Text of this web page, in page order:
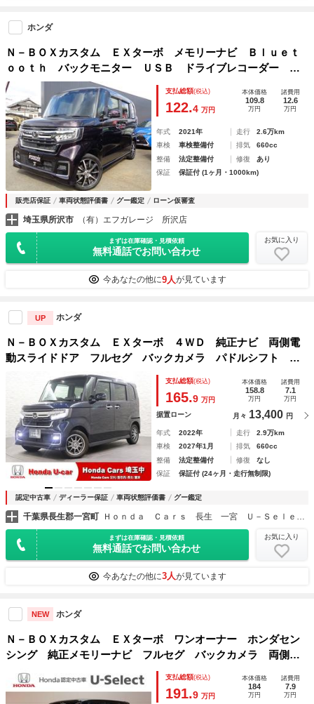
ホンダ
Ｎ－ＢＯＸカスタム ＥＸターボ メモリーナビ Ｂｌｕｅｔ
ｏｏｔｈ バックモニター ＵＳＢ ドライブレコーダー ハ
ーフレザーシート シートヒーター クルーズコントロール
両側パワースライドドア ＬＥＤヘッドライト アルミホイー
ル
支払総額(税込)
122.4 万円
本体価格
109.8
万円
諸費用
12.6
万円
年式 2021年 走行
2.6万km
車検
車検整備付 排気
660cc
整備
法定整備付 修復
あり
保証
保証付 (1ヶ月・1000km)
販売店保証 車両状態評価書 グー鑑定 ローン仮審査
埼玉県所沢市 （有）エフガレージ 所沢店
まずは在庫確認・見積依頼
無料通話でお問い合わせ
お気に入り
今あなたの他に9人が見ています
UP ホンダ
Ｎ－ＢＯＸカスタム ＥＸターボ ４ＷＤ 純正ナビ 両側電
動スライドドア フルセグ バックカメラ パドルシフト シ
ートヒーター コーナーセンサー 電子パーキング Ｂｌｕｅ
ｔｏｏｔｈ ワンオーナー スマートキー Ｒカメラ 横滑り
防止装置
支払総額(税込)
165.9 万円
本体価格
158.8
万円
諸費用
7.1
万円
据置ローン 月々 13,400 円
年式 2022年 走行
2.9万km
車検
2027年1月 排気
660cc
整備
法定整備付 修復
なし
保証
保証付 (24ヶ月・走行無制限)
認定中古車 ディーラー保証 車両状態評価書 グー鑑定
千葉県長生郡一宮町 Ｈｏｎｄａ Ｃａｒｓ 長生 一宮 Ｕ－Ｓｅｌｅｃｔコーナー店
まずは在庫確認・見積依頼
無料通話でお問い合わせ
お気に入り
今あなたの他に3人が見ています
NEW ホンダ
Ｎ－ＢＯＸカスタム ＥＸターボ ワンオーナー ホンダセン
シング 純正メモリーナビ フルセグ バックカメラ 両側電
動スライド 純正エンジンスターター ＬＥＤライト 夏冬タ
イヤ 衝突軽減ブレーキ 半革 禁煙 ＤＶＤ再生 両側電動
支払総額(税込)
191.9 万円
本体価格
184
万円
諸費用
7.9
万円